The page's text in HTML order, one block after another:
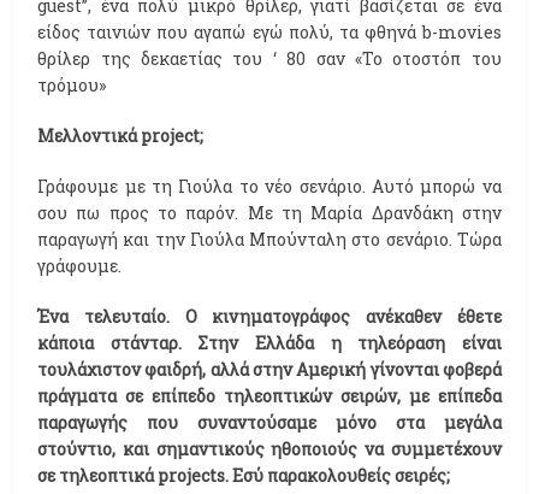
guest”, ένα πολύ μικρό θρίλερ, γιατί βασίζεται σε ένα
είδος ταινιών που αγαπώ εγώ πολύ, τα φθηνά b-movies
θρίλερ της δεκαετίας του ‘ 80 σαν «Το οτοστόπ του
τρόμου»
Μελλοντικά project;
Γράφουμε με τη Γιούλα το νέο σενάριο. Αυτό μπορώ να
σου πω προς το παρόν. Με τη Μαρία Δρανδάκη στην
παραγωγή και την Γιούλα Μπούνταλη στο σενάριο. Τώρα
γράφουμε.
Ένα τελευταίο. Ο κινηματογράφος ανέκαθεν έθετε
κάποια στάνταρ. Στην Ελλάδα η τηλεόραση είναι
τουλάχιστον φαιδρή, αλλά στην Αμερική γίνονται φοβερά
πράγματα σε επίπεδο τηλεοπτικών σειρών, με επίπεδα
παραγωγής που συναντούσαμε μόνο στα μεγάλα
στούντιο, και σημαντικούς ηθοποιούς να συμμετέχουν
σε τηλεοπτικά projects. Εσύ παρακολουθείς σειρές;